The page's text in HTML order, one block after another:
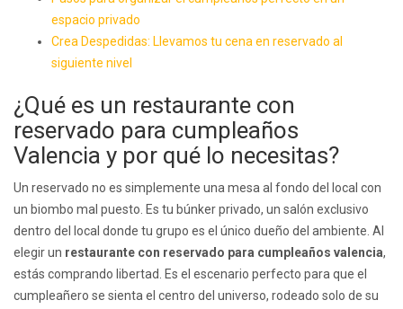
espacio privado
Crea Despedidas: Llevamos tu cena en reservado al
siguiente nivel
¿Qué es un restaurante con
reservado para cumpleaños
Valencia y por qué lo necesitas?
Un reservado no es simplemente una mesa al fondo del local con
un biombo mal puesto. Es tu búnker privado, un salón exclusivo
dentro del local donde tu grupo es el único dueño del ambiente. Al
elegir un restaurante con reservado para cumpleaños valencia,
estás comprando libertad. Es el escenario perfecto para que el
cumpleañero se sienta el centro del universo, rodeado solo de su